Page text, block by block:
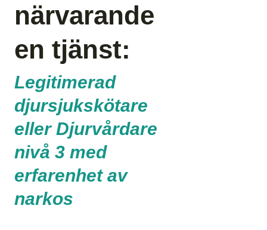
närvarande
en tjänst:
Legitimerad
djursjukskötare
eller Djurvårdare
nivå 3 med
erfarenhet av
narkos